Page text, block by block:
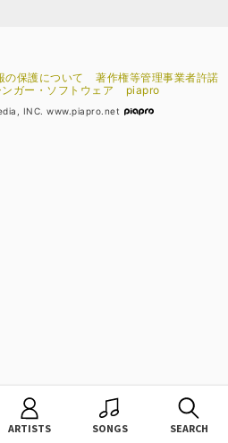
ARTISTS SONGS SEARCH
の保護について
著作権等管理事業者許諾
ガー・ソフトウェア piapro
INC. www.piapro.net